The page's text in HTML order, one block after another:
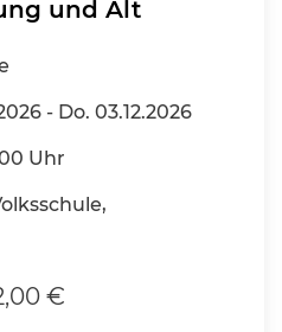
und Alt
- Do. 03.12.2026
Uhr
€